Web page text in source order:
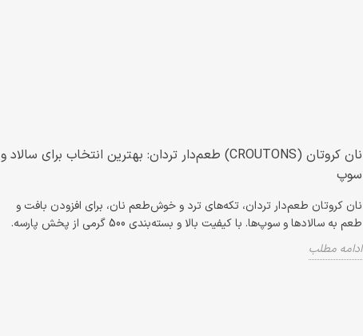
نان کروتان (CROUTONS) طعم‌دار تردان: بهترین انتخاب برای سالاد و
سوپ
نان کروتان طعم‌دار تردان، تکه‌های ترد و خوش‌طعم نان، برای افزودن بافت و
طعم به سالادها و سوپ‌ها. با کیفیت بالا و بسته‌بندی 500 گرمی از پخش پارسه.
ادامه مطلب